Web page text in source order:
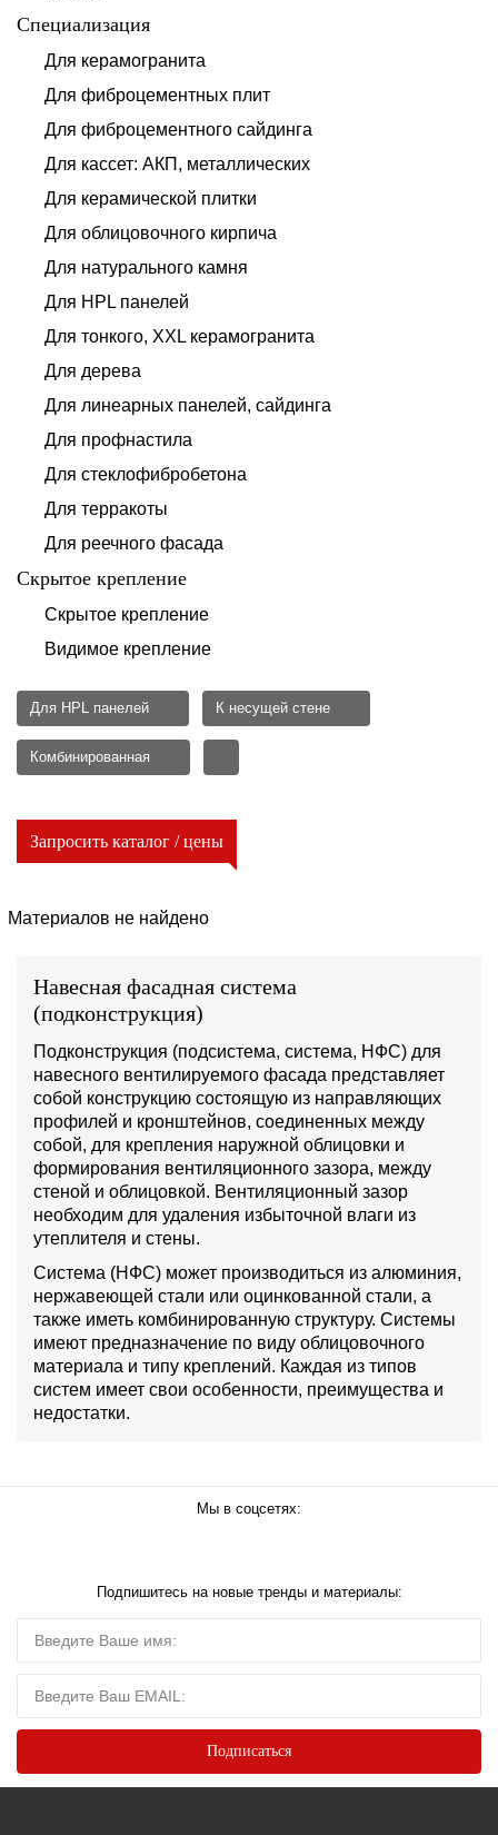
Специализация
Для керамогранита
Для фиброцементных плит
Для фиброцементного сайдинга
Для кассет: АКП, металлических
Для керамической плитки
Для облицовочного кирпича
Для натурального камня
Для HPL панелей
Для тонкого, XXL керамогранита
Для дерева
Для линеарных панелей, сайдинга
Для профнастила
Для стеклофибробетона
Для терракоты
Для реечного фасада
Скрытое крепление
Скрытое крепление
Видимое крепление
Для HPL панелей К несущей стене
Комбинированная
Запросить каталог / цены
Материалов не найдено
Навесная фасадная система
(подконструкция)
Подконструкция (подсистема, система, НФС) для
навесного вентилируемого фасада представляет
собой конструкцию состоящую из направляющих
профилей и кронштейнов, соединенных между
собой, для крепления наружной облицовки и
формирования вентиляционного зазора, между
стеной и облицовкой. Вентиляционный зазор
необходим для удаления избыточной влаги из
утеплителя и стены.
Система (НФС) может производиться из алюминия,
нержавеющей стали или оцинкованной стали, а
также иметь комбинированную структуру. Системы
имеют предназначение по виду облицовочного
материала и типу креплений. Каждая из типов
систем имеет свои особенности, преимущества и
недостатки.
Мы в соцсетях:
Подпишитесь на новые тренды и материалы: